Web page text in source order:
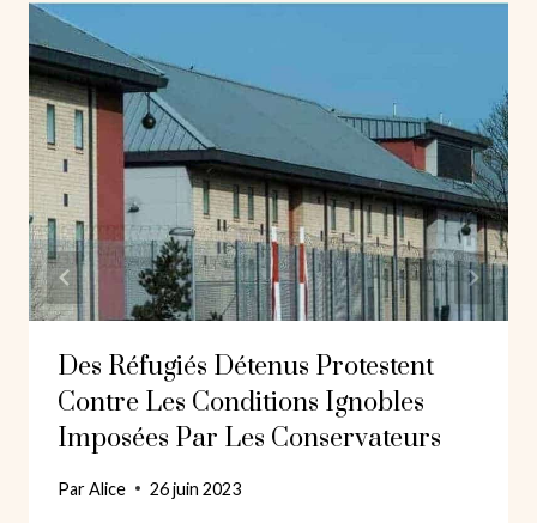
Des Réfugiés Détenus Protestent
Contre Les Conditions Ignobles
Imposées Par Les Conservateurs
ParAlice 26 juin 2023